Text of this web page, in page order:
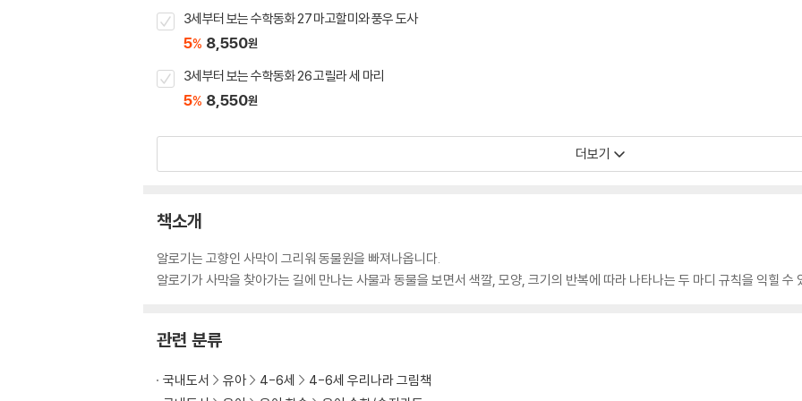
3세부터 보는 수학동화 27 마고할미와 풍우 도사
5% 8,550원
3세부터 보는 수학동화 26 고릴라 세 마리
5% 8,550원
더보기
책소개
알로기는 고향인 사막이 그리워 동물원을 빠져나옵니다.
알로기가 사막을 찾아가는 길에 만나는 사물과 동물을 보면서 색깔, 모양, 크기의 반복에 따라 나타나는 두 마디 규칙을 익힐 수
관련 분류
국내도서 유아 4-6세
4-6세 우리나라 그림책